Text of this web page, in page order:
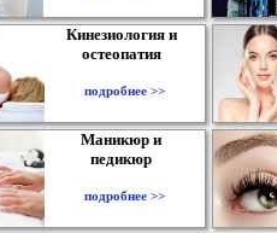
Кинезиология и
остеопатия
подробнее >>
Маникюр и
педикюр
подробнее >>